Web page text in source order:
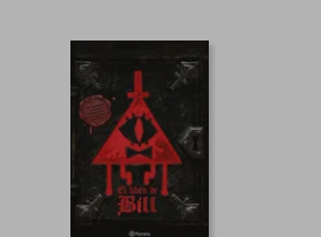
Rápido